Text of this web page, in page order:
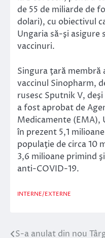
de 55 de miliarde de
dolari), cu obiectivul
Ungaria să-şi asigure
vaccinuri.
Singura ţară membră
vaccinul Sinopharm,
rusesc Sputnik V,
a fost aprobat de
Medicamente (EMA),
în prezent 5,1
populaţie de circa 10
3,6 milioane primind
anti-COVID-19.
INTERNE/EXTERNE
S-a anulat din nou